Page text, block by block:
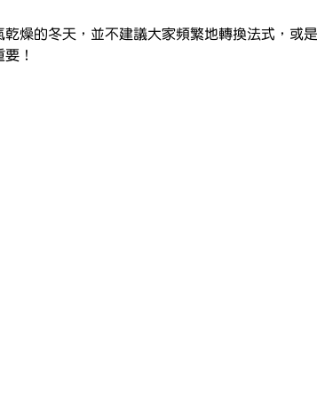
燥的冬天，並不建議大家頻繁地轉換法式，或
！